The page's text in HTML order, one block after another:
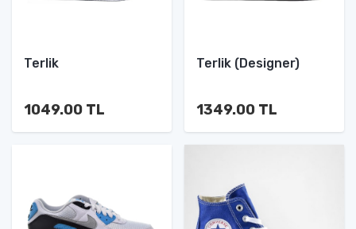
Terlik
1049.00 TL
Terlik (Designer)
1349.00 TL